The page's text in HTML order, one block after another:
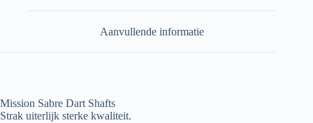
Aanvullende informatie
Mission Sabre Dart Shafts
Strak uiterlijk sterke kwaliteit.